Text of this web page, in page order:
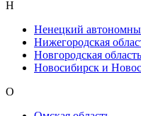
Н
Ненецкий
Нижегородская
Новгородская область
Новосибирск и
О